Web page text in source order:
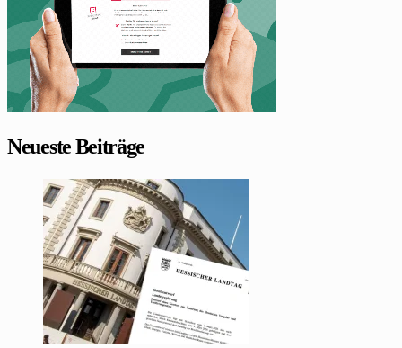
Neueste Beiträge